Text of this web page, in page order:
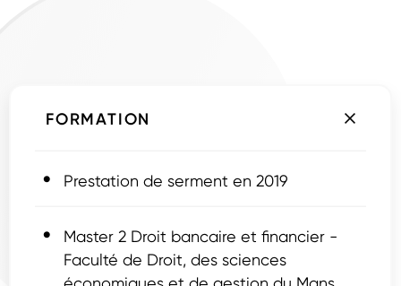
FORMATION
Prestation de serment en 2019
Master 2 Droit bancaire et financier -
Faculté de Droit, des sciences